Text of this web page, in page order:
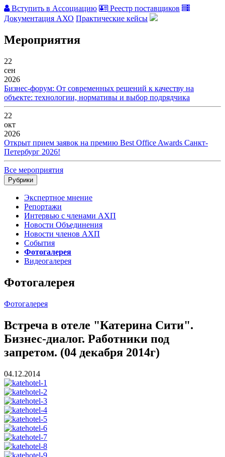
Вступить в Ассоциацию
Реестр поставщиков
Документация АХО Практические кейсы
Мероприятия
22
сен
2026
Бизнес-форум: От современных решений к качеству на
объекте: технологии, нормативы и выбор подрядчика
22
окт
2026
Открыт прием заявок на премию Best Office Awards Санкт-
Петербург 2026!
Все мероприятия
Рубрики
Экспертное мнение
Репортажи
Интервью с членами АХП
Новости Объединения
Новости членов АХП
События
Фотогалерея
Видеогалерея
Фотогалерея
Фотогалерея
Встреча в отеле "Катерина Сити".
Бизнес-диалог. Работники под
запретом. (04 декабря 2014г)
04.12.2014